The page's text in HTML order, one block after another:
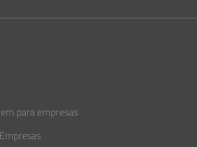
para empresas